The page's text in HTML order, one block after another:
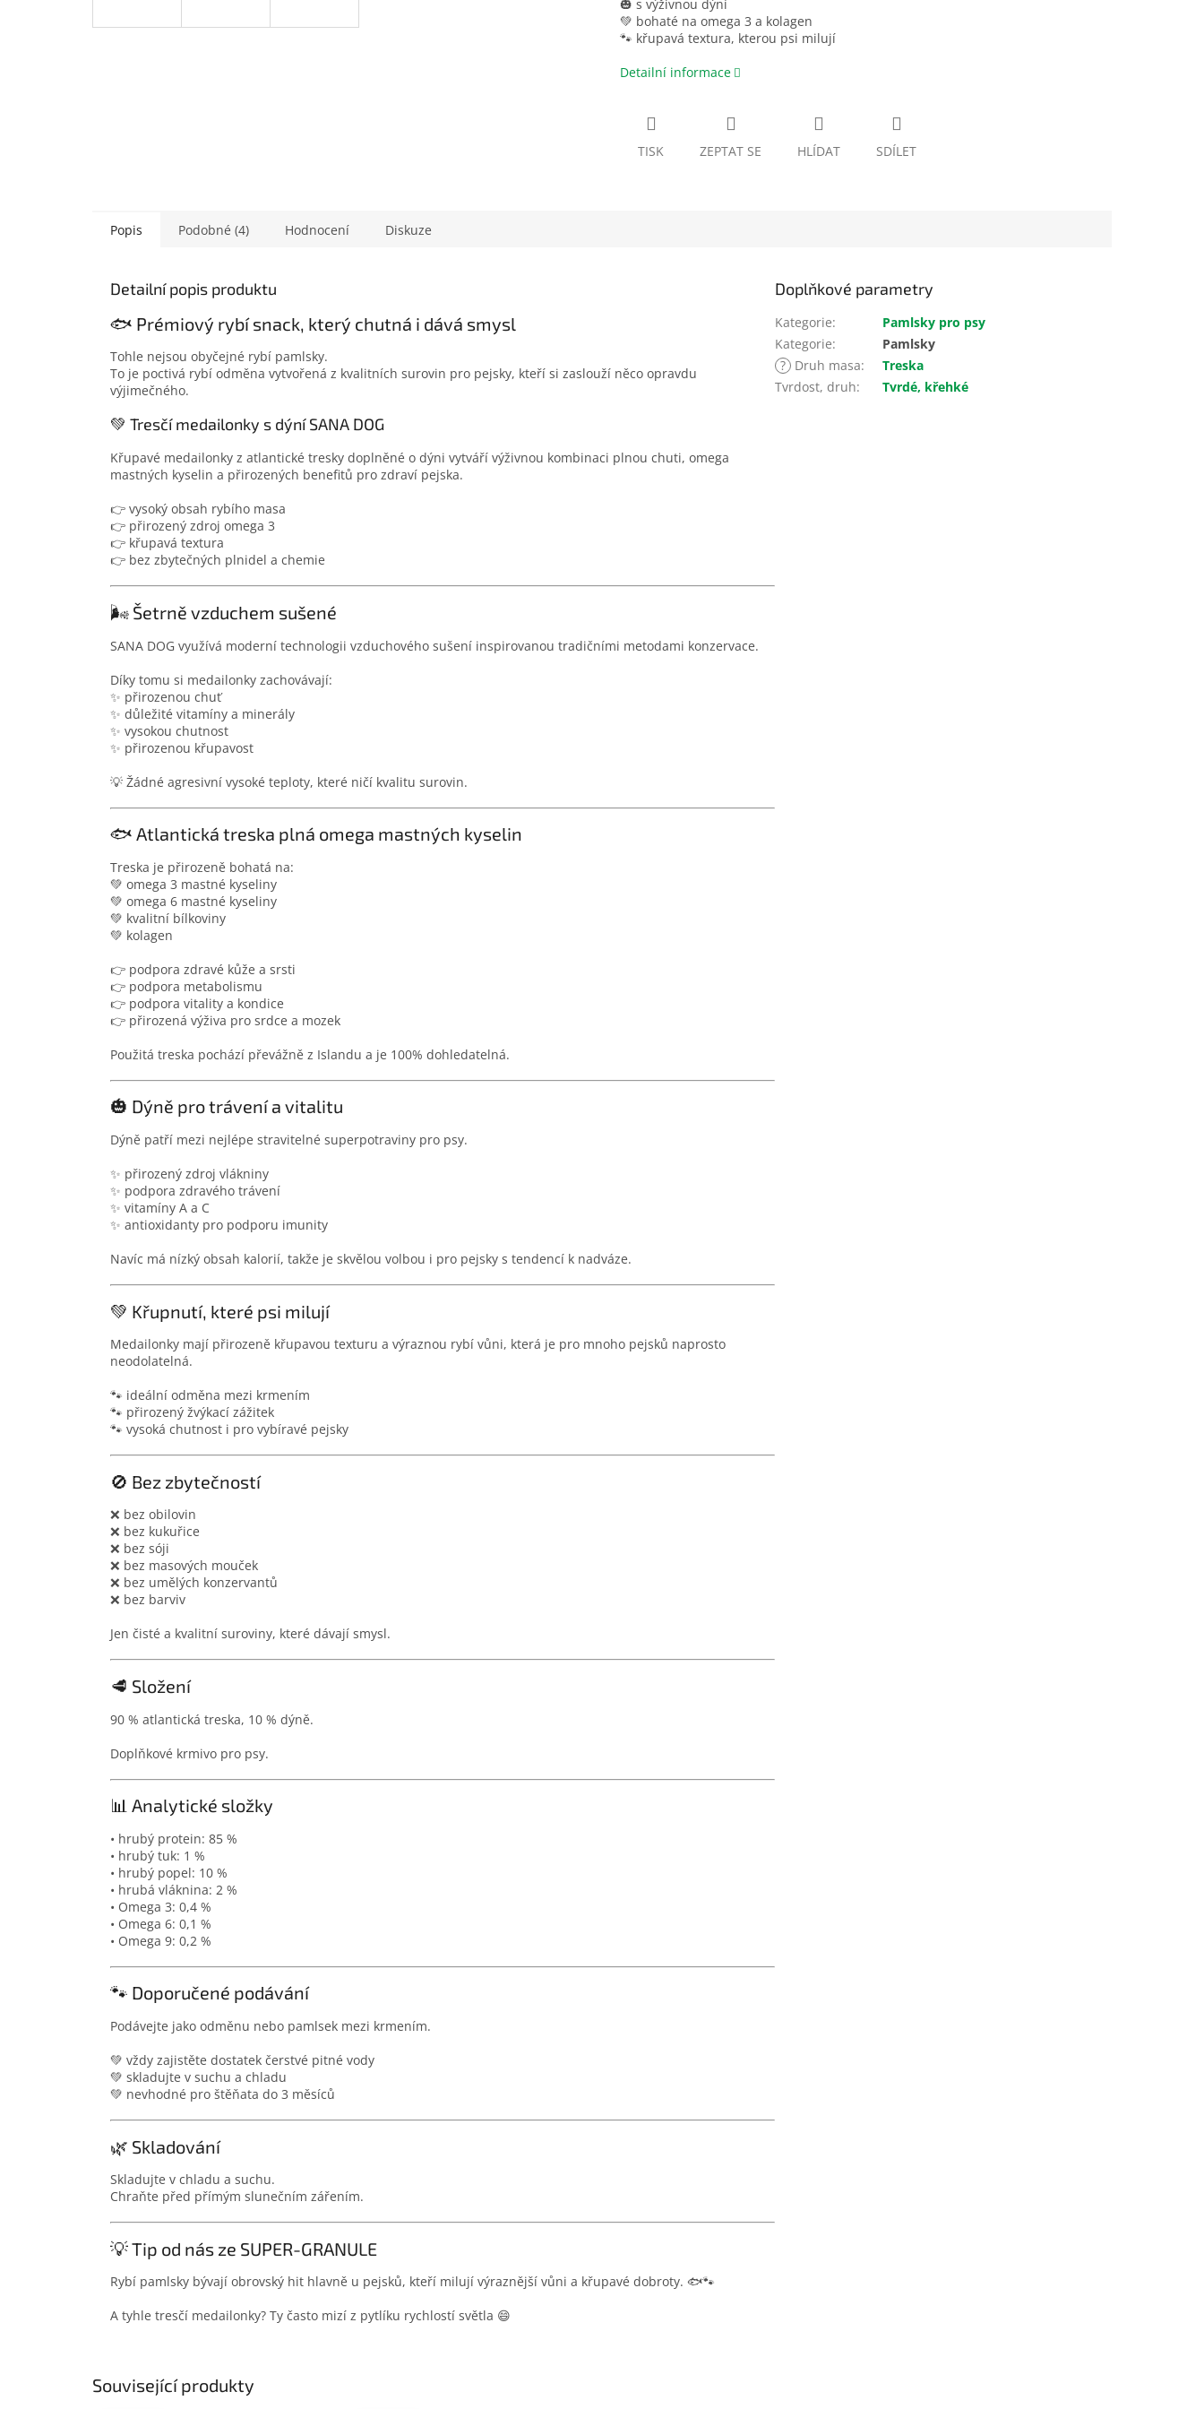
🎃 s výživnou dýní
💚 bohaté na omega 3 a kolagen
🐾 křupavá textura, kterou psi milují
Detailní informace
TISK ZEPTAT SE HLÍDAT SDÍLET
Popis Podobné (4) Hodnocení Diskuze
Detailní popis produktu
🐟 Prémiový rybí snack, který chutná i dává smysl
Tohle nejsou obyčejné rybí pamlsky.
To je poctivá rybí odměna vytvořená z kvalitních surovin pro pejsky, kteří si zaslouží něco opravdu
výjimečného.
💚 Tresčí medailonky s dýní SANA DOG
Křupavé medailonky z atlantické tresky doplněné o dýni vytváří výživnou kombinaci plnou chuti, omega
mastných kyselin a přirozených benefitů pro zdraví pejska.
👉 vysoký obsah rybího masa
👉 přirozený zdroj omega 3
👉 křupavá textura
👉 bez zbytečných plnidel a chemie
🌬️ Šetrně vzduchem sušené
SANA DOG využívá moderní technologii vzduchového sušení inspirovanou tradičními metodami konzervace.
Díky tomu si medailonky zachovávají:
✨ přirozenou chuť
✨ důležité vitamíny a minerály
✨ vysokou chutnost
✨ přirozenou křupavost
💡 Žádné agresivní vysoké teploty, které ničí kvalitu surovin.
🐟 Atlantická treska plná omega mastných kyselin
Treska je přirozeně bohatá na:
💚 omega 3 mastné kyseliny
💚 omega 6 mastné kyseliny
💚 kvalitní bílkoviny
💚 kolagen
👉 podpora zdravé kůže a srsti
👉 podpora metabolismu
👉 podpora vitality a kondice
👉 přirozená výživa pro srdce a mozek
Použitá treska pochází převážně z Islandu a je 100% dohledatelná.
🎃 Dýně pro trávení a vitalitu
Dýně patří mezi nejlépe stravitelné superpotraviny pro psy.
✨ přirozený zdroj vlákniny
✨ podpora zdravého trávení
✨ vitamíny A a C
✨ antioxidanty pro podporu imunity
Navíc má nízký obsah kalorií, takže je skvělou volbou i pro pejsky s tendencí k nadváze.
💚 Křupnutí, které psi milují
Medailonky mají přirozeně křupavou texturu a výraznou rybí vůni, která je pro mnoho pejsků naprosto
neodolatelná.
🐾 ideální odměna mezi krmením
🐾 přirozený žvýkací zážitek
🐾 vysoká chutnost i pro vybíravé pejsky
🚫 Bez zbytečností
❌ bez obilovin
❌ bez kukuřice
❌ bez sóji
❌ bez masových mouček
❌ bez umělých konzervantů
❌ bez barviv
Jen čisté a kvalitní suroviny, které dávají smysl.
🥩 Složení
90 % atlantická treska, 10 % dýně.
Doplňkové krmivo pro psy.
📊 Analytické složky
• hrubý protein: 85 %
• hrubý tuk: 1 %
• hrubý popel: 10 %
• hrubá vláknina: 2 %
• Omega 3: 0,4 %
• Omega 6: 0,1 %
• Omega 9: 0,2 %
🐾 Doporučené podávání
Podávejte jako odměnu nebo pamlsek mezi krmením.
💚 vždy zajistěte dostatek čerstvé pitné vody
💚 skladujte v suchu a chladu
💚 nevhodné pro štěňata do 3 měsíců
🌿 Skladování
Skladujte v chladu a suchu.
Chraňte před přímým slunečním zářením.
💡 Tip od nás ze SUPER-GRANULE
Rybí pamlsky bývají obrovský hit hlavně u pejsků, kteří milují výraznější vůni a křupavé dobroty. 🐟🐾
A tyhle tresčí medailonky? Ty často mizí z pytlíku rychlostí světla 😄
Doplňkové parametry
Kategorie:
Pamlsky pro psy
Kategorie:
Pamlsky
? Druh masa:
Treska
Tvrdost, druh: Tvrdé, křehké
Související produkty